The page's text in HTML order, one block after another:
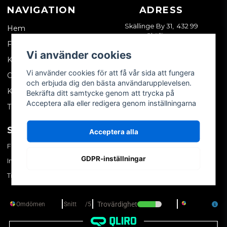
NAVIGATION
Hem
Företagskund
Kontakta oss
Om oss
Köpvillkor
Tips & trix
ADRESS
Skällinge By 31, 432 99
Skällinge
SOCIALA MEDIER
Facebook
Instagram
TikTok
MITT KONTO
Skapa konto
Vi använder cookies
Vi använder cookies för att få vår sida att fungera
och erbjuda dig den bästa användarupplevelsen.
Bekräfta ditt samtycke genom att trycka på
Acceptera alla eller redigera genom inställningarna
Acceptera alla
GDPR-inställningar